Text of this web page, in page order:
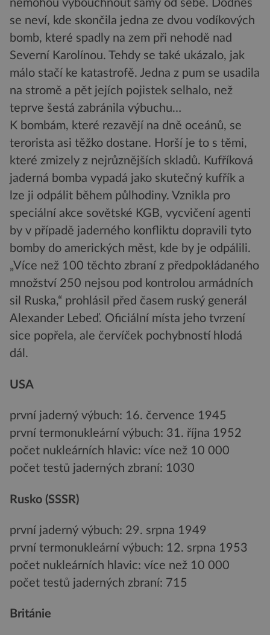
nemohou vybouchnout samy od sebe. Dodnes
se neví, kde skončila jedna ze dvou vodíkových
bomb, které spadly na zem při nehodě nad
Severní Karolínou. Tehdy se také ukázalo, jak
málo stačí ke katastrofě. Jedna z pum se usadila
na stromě a pět jejích pojistek selhalo, než
teprve šestá zabránila výbuchu…
K bombám, které rezavějí na dně oceánů, se
terorista asi těžko dostane. Horší je to s těmi,
které zmizely z nejrůznějších skladů. Kufříková
jaderná bomba vypadá jako skutečný kufřík a
lze ji odpálit během půlhodiny. Vznikla pro
speciální akce sovětské KGB, vycvičení agenti
by v případě jaderného konfliktu dopravili tyto
bomby do amerických měst, kde by je odpálili.
„Více než 100 těchto zbraní z předpokládaného
množství 250 nejsou pod kontrolou armádních
sil Ruska,“ prohlásil před časem ruský generál
Alexander Lebeď. Oficiální místa jeho tvrzení
sice popřela, ale červíček pochybností hlodá
dál.
USA
první jaderný výbuch: 16. července 1945
první termonukleární výbuch: 31. října 1952
počet nukleárních hlavic: více než 10 000
počet testů jaderných zbraní: 1030
Rusko (SSSR)
první jaderný výbuch: 29. srpna 1949
první termonukleární výbuch: 12. srpna 1953
počet nukleárních hlavic: více než 10 000
počet testů jaderných zbraní: 715
Británie